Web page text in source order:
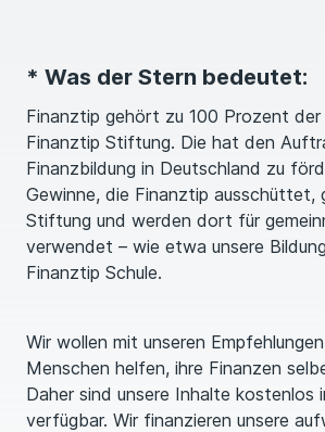
* Was der Stern bedeutet:
Finanztip gehört zu 100 Prozent der
Finanztip Stiftung. Die hat den
Finanzbildung in Deutschland zu
Gewinne, die Finanztip ausschüttet,
Stiftung und werden dort für
verwendet – wie etwa unsere
Finanztip Schule.
Wir wollen mit unseren
Menschen helfen, ihre Finanzen
Daher sind unsere Inhalte kostenlos
verfügbar. Wir finanzieren unsere